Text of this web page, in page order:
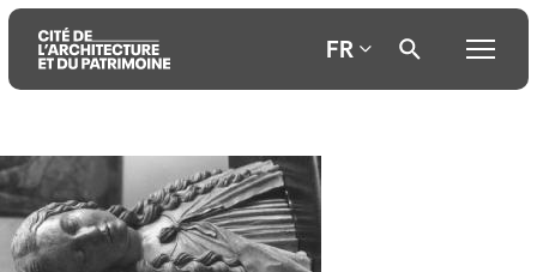
Aller
au
contenu
principal
Aller
au
menu
principal
Aller
à
la
recherche
FR